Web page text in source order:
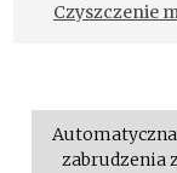
Czyszczenie
zabrudzenia